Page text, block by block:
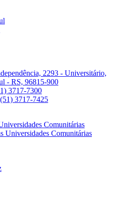
2293 - Universitário,
- RS, 96815-900
3717-7300
3717-7425